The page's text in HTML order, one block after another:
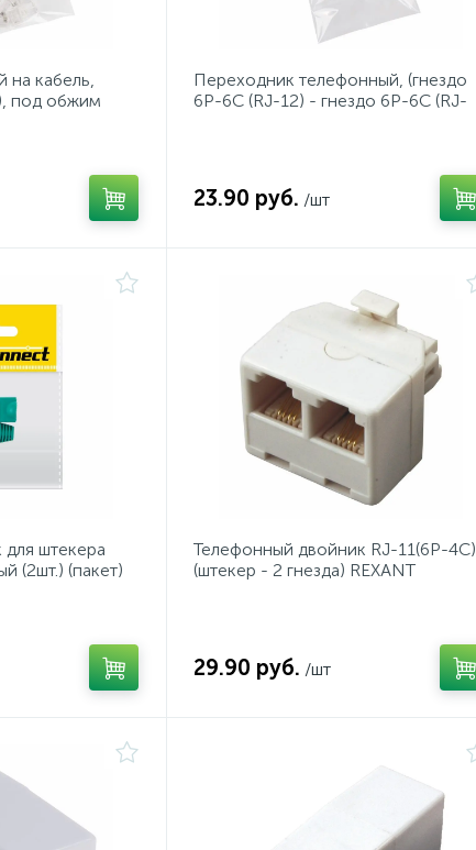
на кабель,
под обжим
Переходник телефонный, (гнездо
6Р-6С (RJ-12) - гнездо 6Р-6С (RJ-
23.90 руб. /шт
штекера
(2шт.) (пакет)
Телефонный двойник RJ-11(6P-4C)
(штекер - 2 гнезда) REXANT
29.90 руб. /шт